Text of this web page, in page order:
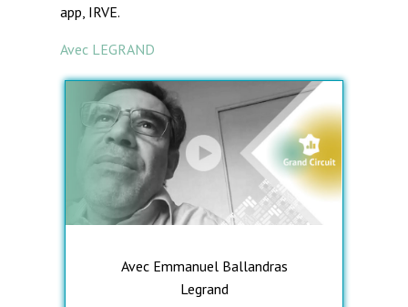
app, IRVE.
Avec LEGRAND
Avec Emmanuel Ballandras
Legrand